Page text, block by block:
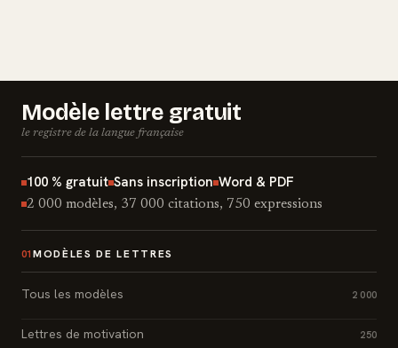
Modèle lettre gratuit
le registre de la langue française
100 % gratuit Sans inscription Word & PDF
2 000 modèles, 37 000 citations, 750 expressions
01 MODÈLES DE LETTRES
Tous les modèles 2 000
Lettres de motivation 250